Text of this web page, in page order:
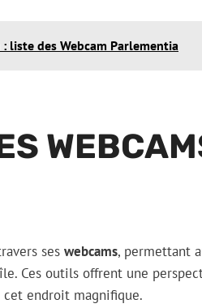
liste des Webcam Parlementia
ses webcams, permettant
Ces outils offrent une
cet endroit magnifique.